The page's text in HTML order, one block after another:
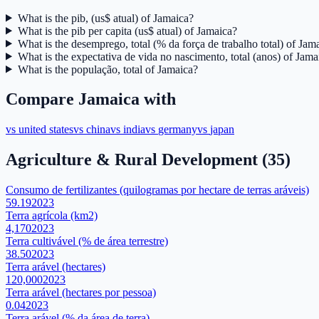
What is the pib, (us$ atual) of Jamaica?
What is the pib per capita (us$ atual) of Jamaica?
What is the desemprego, total (% da força de trabalho total) of
What is the expectativa de vida no nascimento, total (anos) of
What is the população, total of Jamaica?
Compare Jamaica with
vs united statesvs chinavs indiavs germanyvs japan
Agriculture & Rural Development (35)
Consumo de fertilizantes (quilogramas por hectare de terras aráveis)
59.192023
Terra agrícola (km2)
4,1702023
Terra cultivável (% de área terrestre)
38.502023
Terra arável (hectares)
120,0002023
Terra arável (hectares por pessoa)
0.042023